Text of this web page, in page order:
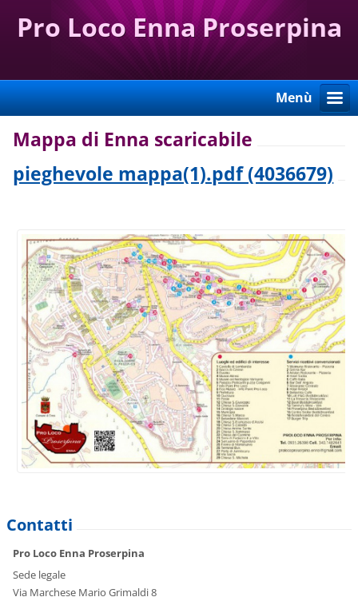
Pro Loco Enna Proserpina
Menù
Mappa di Enna scaricabile
pieghevole mappa(1).pdf (4036679)
Contatti
Pro Loco Enna Proserpina
Sede legale
Via Marchese Mario Grimaldi 8